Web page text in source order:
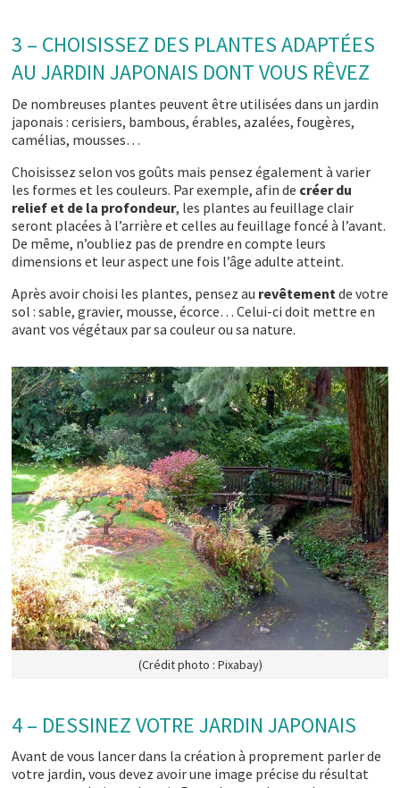
3 – CHOISISSEZ DES PLANTES ADAPTÉES
AU JARDIN JAPONAIS DONT VOUS RÊVEZ
De nombreuses plantes peuvent être utilisées dans un jardin
japonais : cerisiers, bambous, érables, azalées, fougères,
camélias, mousses…
Choisissez selon vos goûts mais pensez également à varier
les formes et les couleurs. Par exemple, afin de créer du
relief et de la profondeur, les plantes au feuillage clair
seront placées à l’arrière et celles au feuillage foncé à l’avant.
De même, n’oubliez pas de prendre en compte leurs
dimensions et leur aspect une fois l’âge adulte atteint.
Après avoir choisi les plantes, pensez au revêtement de votre
sol : sable, gravier, mousse, écorce… Celui-ci doit mettre en
avant vos végétaux par sa couleur ou sa nature.
(Crédit photo : Pixabay)
4 – DESSINEZ VOTRE JARDIN JAPONAIS
Avant de vous lancer dans la création à proprement parler de
votre jardin, vous devez avoir une image précise du résultat